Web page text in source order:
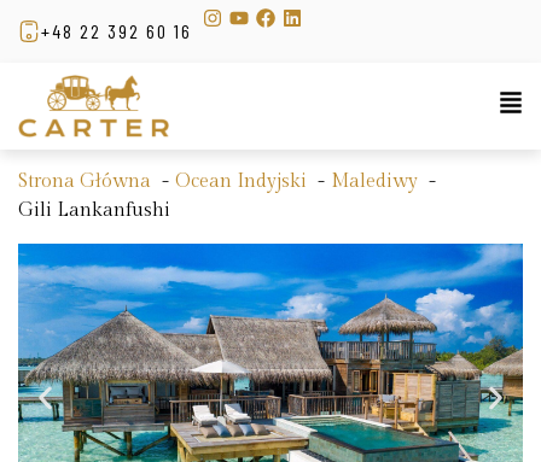
+48 22 392 60 16
Strona Główna Ocean Indyjski
Malediwy
Gili Lankanfushi